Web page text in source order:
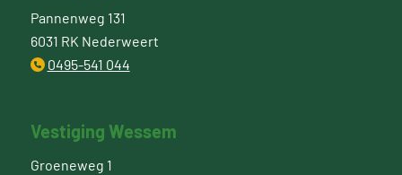
Pannenweg 131
6031 RK Nederweert
0495-541 044
Vestiging Wessem
Groeneweg 1